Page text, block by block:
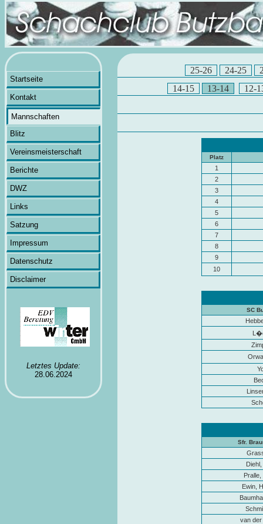
Startseite
Kontakt
Mannschaften
Blitz
Vereinsmeisterschaft
Berichte
DWZ
Links
Satzung
Impressum
Datenschutz
Disclaimer
Letztes Update:
28.06.2024
25-26 24-25
14-15
13-14 12-
Platz
1
2
3
4
5
6
7
8
9
10
SC
Sfr.
Pralle,
Ewin,
van der